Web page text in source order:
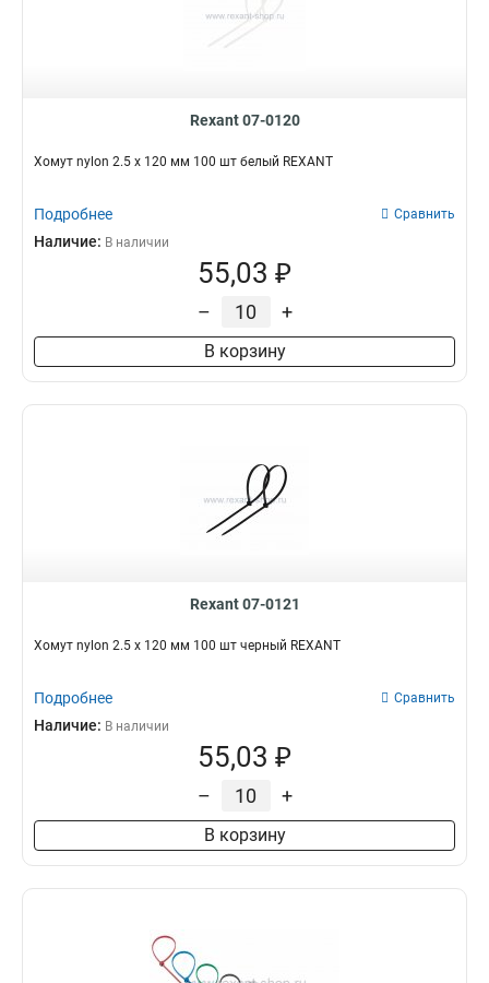
Rexant 07-0120
Хомут nylon 2.5 х 120 мм 100 шт белый REXANT
Подробнее Сравнить
Наличие: В наличии
55,03 ₽
– +
В корзину
Rexant 07-0121
Хомут nylon 2.5 х 120 мм 100 шт черный REXANT
Подробнее Сравнить
Наличие: В наличии
55,03 ₽
– +
В корзину